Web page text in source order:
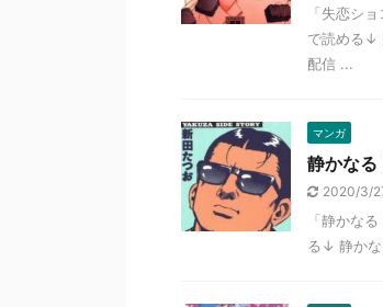
「失恋シ
で読める↓
配信 ...
マンガ
静かな
2020/3/
「静かな
る↓ 静か